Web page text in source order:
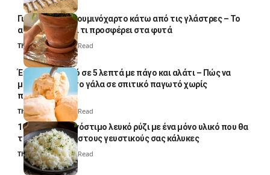
Γιατί βάζουν αλουμινόχαρτο κάτω από τις γλάστρες – Το
απλό κόλπο και τι προσφέρει στα φυτά
Thali Ombre4 Min Read
Έτοιμο παγωτό σε 5 λεπτά με πάγο και αλάτι – Πώς να
μετατρέψετε το γάλα σε σπιτικό παγωτό χωρίς
παγωτομηχανή
Thali Ombre 4 Min Read
10 φορές ποιο νόστιμο λευκό ρύζι με ένα μόνο υλικό που θα
το απογειώσει στους γευστικούς σας κάλυκες
Thali Ombre4 Min Read